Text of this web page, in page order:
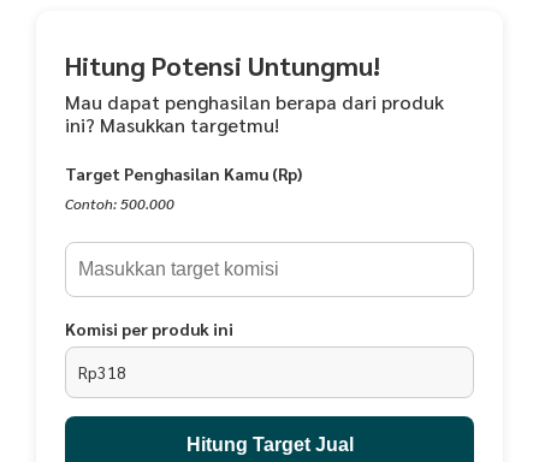
Hitung Potensi Untungmu!
Mau dapat penghasilan berapa dari produk
ini? Masukkan targetmu!
Target Penghasilan Kamu (Rp)
Contoh: 500.000
Komisi per produk ini
Rp318
Hitung Target Jual